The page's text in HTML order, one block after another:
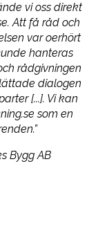
vi oss direkt
Att få råd och
var oerhört
hanteras
rådgivningen
dialogen
[...]. Vi kan
som en
Bygg AB